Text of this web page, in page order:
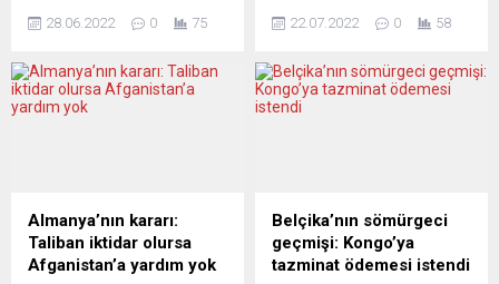
kriziyle mücadele için 4,5
belirterek, büyük gıda
stoklarına sahip ülke ve
bulundu. ABD, Almanya,
İngiltere, Kanada, Fransa,
İtalya ve Japonya’dan
oluşan G7 ülkelerinin
28.06.2022 0 75
Ukrayna’da savaşmak üzere
gerekçesiyle yaptırım
listesine aldı. Resmi
dahil olmak üzere her
alanda destek sağlıyor”
ifadesi kullanıldı. Ukrayna’da
22.07.2022 0 58
Almanya’nın kararı:
Taliban iktidar olursa
Afganistan’a yardım yok
Belçika’nın sömürgeci
geçmişi: Kongo’ya
tazminat ödemesi istendi